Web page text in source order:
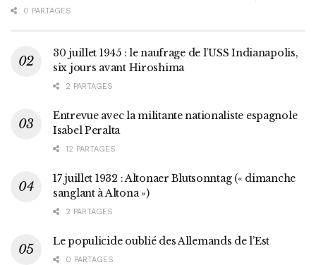
0 PARTAGES
30 juillet 1945 : le naufrage de l’USS Indianapolis,
six jours avant Hiroshima
2 PARTAGES
Entrevue avec la militante nationaliste espagnole
Isabel Peralta
12 PARTAGES
17 juillet 1932 : Altonaer Blutsonntag (« dimanche
sanglant à Altona »)
2 PARTAGES
Le populicide oublié des Allemands de l’Est
0 PARTAGES